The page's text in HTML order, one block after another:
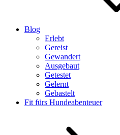
Blog
Erlebt
Gereist
Gewandert
Ausgebaut
Getestet
Gelernt
Gebastelt
Fit fürs Hundeabenteuer